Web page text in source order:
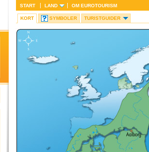
START LAND OM EUROTOURISM
KORT SYMBOLER TURISTGUIDER